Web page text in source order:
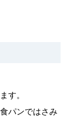
す。
パンではさみ